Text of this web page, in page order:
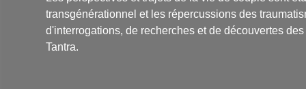
transgénérationnel et les répercussions des
d'interrogations, de recherches et de découvertes
Tantra.